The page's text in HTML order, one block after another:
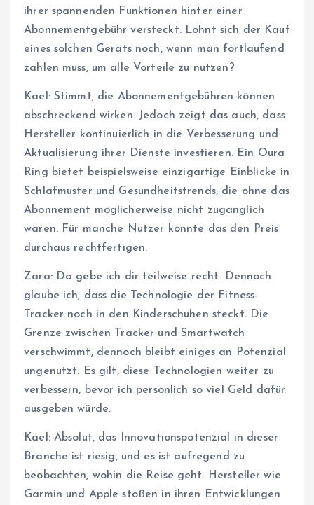
ihrer spannenden Funktionen hinter einer
Abonnementgebühr versteckt. Lohnt sich der Kauf
eines solchen Geräts noch, wenn man fortlaufend
zahlen muss, um alle Vorteile zu nutzen?
Kael: Stimmt, die Abonnementgebühren können
abschreckend wirken. Jedoch zeigt das auch, dass
Hersteller kontinuierlich in die Verbesserung und
Aktualisierung ihrer Dienste investieren. Ein Oura
Ring bietet beispielsweise einzigartige Einblicke in
Schlafmuster und Gesundheitstrends, die ohne das
Abonnement möglicherweise nicht zugänglich
wären. Für manche Nutzer könnte das den Preis
durchaus rechtfertigen.
Zara: Da gebe ich dir teilweise recht. Dennoch
glaube ich, dass die Technologie der Fitness-
Tracker noch in den Kinderschuhen steckt. Die
Grenze zwischen Tracker und Smartwatch
verschwimmt, dennoch bleibt einiges an Potenzial
ungenutzt. Es gilt, diese Technologien weiter zu
verbessern, bevor ich persönlich so viel Geld dafür
ausgeben würde.
Kael: Absolut, das Innovationspotenzial in dieser
Branche ist riesig, und es ist aufregend zu
beobachten, wohin die Reise geht. Hersteller wie
Garmin und Apple stoßen in ihren Entwicklungen